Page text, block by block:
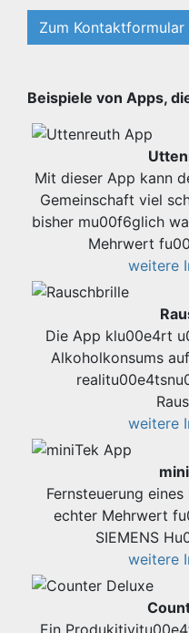
Zum Kontaktformular
Beispiele von Apps,
Mit dieser App kann
Gemeinschaft viel
bisher mu00f6glich
Mehrwert
weitere
Die App klu00e4rt
Alkoholkonsums
weitere
Fernsteuerung
echter Mehrwert
SIEMENS
weitere
Ein